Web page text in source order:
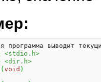
программа выводит
<stdio.h>
<dir.h>
( void )